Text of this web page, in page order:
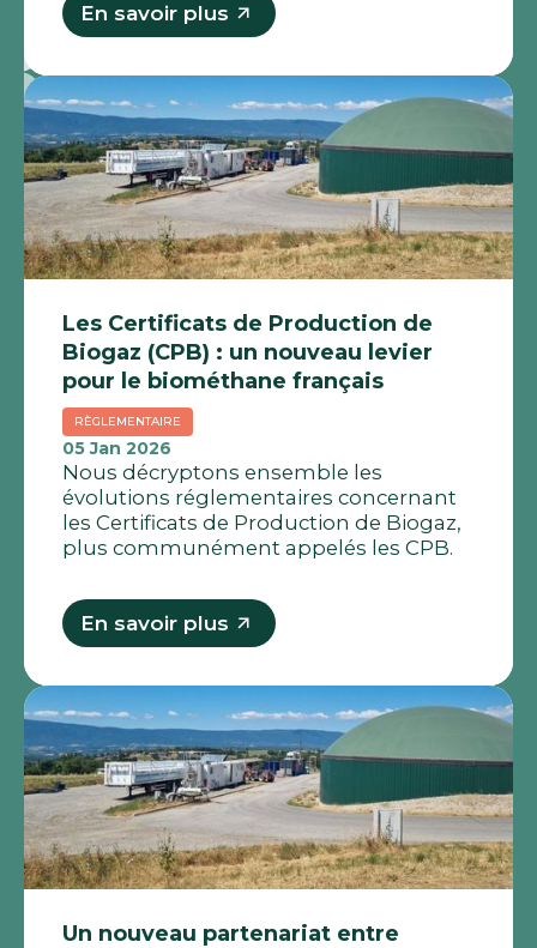
En savoir plus
Les Certificats de Production de
Biogaz (CPB) : un nouveau levier
pour le biométhane français
RÈGLEMENTAIRE
05 Jan 2026
Nous décryptons ensemble les
évolutions réglementaires concernant
les Certificats de Production de Biogaz,
plus communément appelés les CPB.
En savoir plus
Un nouveau partenariat entre